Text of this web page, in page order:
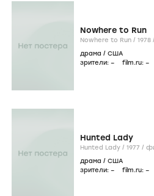
Nowhere to Run
Nowhere to Run / 1978 /
драма / США
зрители: – film.ru: –
Hunted Lady
Hunted Lady / 1977 /
драма / США
зрители: – film.ru: –